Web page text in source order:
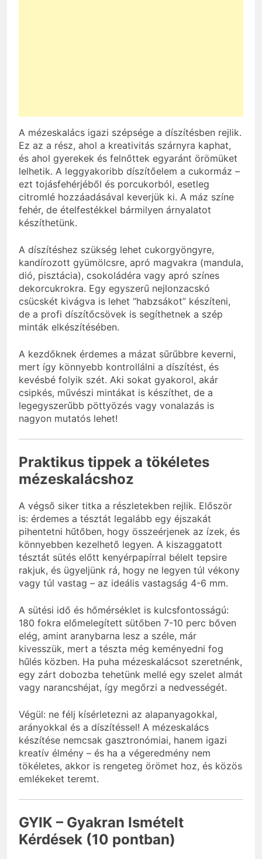
A mézeskalács igazi szépsége a díszítésben rejlik.
Ez az a rész, ahol a kreativitás szárnyra kaphat,
és ahol gyerekek és felnőttek egyaránt örömüket
lelhetik. A leggyakoribb díszítőelem a cukormáz –
ezt tojásfehérjéből és porcukorból, esetleg
citromlé hozzáadásával keverjük ki. A máz színe
fehér, de ételfestékkel bármilyen árnyalatot
készíthetünk.
A díszítéshez szükség lehet cukorgyöngyre,
kandírozott gyümölcsre, apró magvakra (mandula,
dió, pisztácia), csokoládéra vagy apró színes
dekorcukrokra. Egy egyszerű nejlonzacskó
csücskét kivágva is lehet “habzsákot” készíteni,
de a profi díszítőcsövek is segíthetnek a szép
minták elkészítésében.
A kezdőknek érdemes a mázat sűrűbbre keverni,
mert így könnyebb kontrollálni a díszítést, és
kevésbé folyik szét. Aki sokat gyakorol, akár
csipkés, művészi mintákat is készíthet, de a
legegyszerűbb pöttyözés vagy vonalazás is
nagyon mutatós lehet!
Praktikus tippek a tökéletes
mézeskalácshoz
A végső siker titka a részletekben rejlik. Először
is: érdemes a tésztát legalább egy éjszakát
pihentetni hűtőben, hogy összeérjenek az ízek, és
könnyebben kezelhető legyen. A kiszaggatott
tésztát sütés előtt kenyérpapírral bélelt tepsire
rakjuk, és ügyeljünk rá, hogy ne legyen túl vékony
vagy túl vastag – az ideális vastagság 4-6 mm.
A sütési idő és hőmérséklet is kulcsfontosságú:
180 fokra előmelegített sütőben 7-10 perc bőven
elég, amint aranybarna lesz a széle, már
kivesszük, mert a tészta még keményedni fog
hűlés közben. Ha puha mézeskalácsot szeretnénk,
egy zárt dobozba tehetünk mellé egy szelet almát
vagy narancshéjat, így megőrzi a nedvességét.
Végül: ne félj kísérletezni az alapanyagokkal,
arányokkal és a díszítéssel! A mézeskalács
készítése nemcsak gasztronómiai, hanem igazi
kreatív élmény – és ha a végeredmény nem
tökéletes, akkor is rengeteg örömet hoz, és közös
emlékeket teremt.
GYIK – Gyakran Ismételt
Kérdések (10 pontban)